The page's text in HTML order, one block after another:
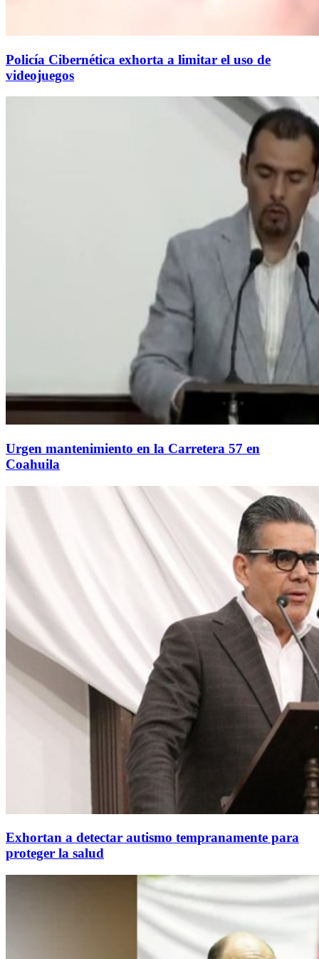
Policía Cibernética exhorta a limitar el uso de
videojuegos
Urgen mantenimiento en la Carretera 57 en
Coahuila
Exhortan a detectar autismo tempranamente para
proteger la salud